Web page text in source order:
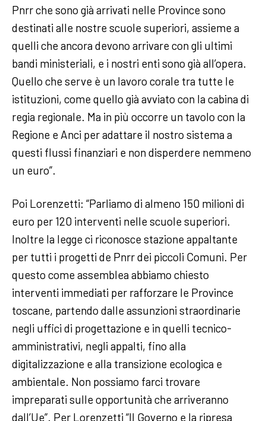
Pnrr che sono già arrivati nelle Province sono
destinati alle nostre scuole superiori, assieme a
quelli che ancora devono arrivare con gli ultimi
bandi ministeriali, e i nostri enti sono già all’opera.
Quello che serve è un lavoro corale tra tutte le
istituzioni, come quello già avviato con la cabina di
regia regionale. Ma in più occorre un tavolo con la
Regione e Anci per adattare il nostro sistema a
questi flussi finanziari e non disperdere nemmeno
un euro”.
Poi Lorenzetti: “Parliamo di almeno 150 milioni di
euro per 120 interventi nelle scuole superiori.
Inoltre la legge ci riconosce stazione appaltante
per tutti i progetti de Pnrr dei piccoli Comuni. Per
questo come assemblea abbiamo chiesto
interventi immediati per rafforzare le Province
toscane, partendo dalle assunzioni straordinarie
negli uffici di progettazione e in quelli tecnico-
amministrativi, negli appalti, fino alla
digitalizzazione e alla transizione ecologica e
ambientale. Non possiamo farci trovare
impreparati sulle opportunità che arriveranno
dall’Ue”. Per Lorenzetti “Il Governo e la ripresa